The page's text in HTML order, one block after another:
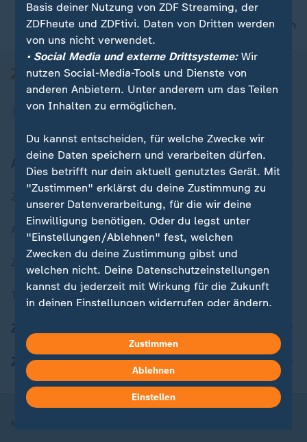
nach oben
Aktuell bei ZDFheute
Aktuelle Sendungs-Videos
ZDFheute Stories
Themen im Überblick
ZDFheute Apps
Nutzungsbedingungen
Basis deiner Nutzung von ZDF Streaming, der
ZDFheute und ZDFtivi. Daten von Dritten werden
von uns nicht verwendet.
• Social Media und externe Drittsysteme:Wir
nutzen Social-Media-Tools und Dienste von
anderen Anbietern. Unter anderem um das Teilen
von Inhalten zu ermöglichen.
Du kannst entscheiden, für welche Zwecke wir
deine Daten speichern und verarbeiten dürfen.
Dies betrifft nur dein aktuell genutztes Gerät. Mit
"Zustimmen" erklärst du deine Zustimmung zu
unserer Datenverarbeitung, für die wir deine
Einwilligung benötigen. Oder du legst unter
"Einstellungen/Ablehnen" fest, welchen
Zwecken du deine Zustimmung gibst und
welchen nicht. Deine Datenschutzeinstellungen
kannst du jederzeit mit Wirkung für die Zukunft
in deinen Einstellungen widerrufen oder ändern.
Hier findest du das Impressum.
Weitere Informationen findest du in unserer
Datenschutzerklärung.
Zustimmen
Ablehnen
Einstellen